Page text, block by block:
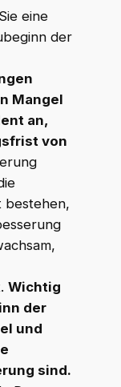
eine
der
Mangel
an,
von
bestehen,
Wichtig
der
und
sind.